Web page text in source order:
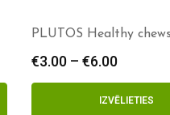
PLUTOS Healthy
€3.00 – €6.00
IZVĒLIETIES